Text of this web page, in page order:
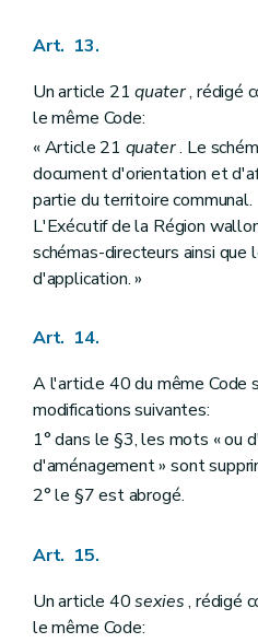
Art. 13.
Un article 21quater, rédigé
le même Code:
« Article 21 quater. Le
document d'orientation et
partie du territoire communal.
L'Exécutif de la Région
schémas-directeurs ainsi que
d'application. »
Art. 14.
A l'article 40 du même Code
modifications suivantes:
1° dans le §3, les mots « ou
d'aménagement » sont
2° le §7 est abrogé.
Art. 15.
Un article 40sexies, rédigé
le même Code: